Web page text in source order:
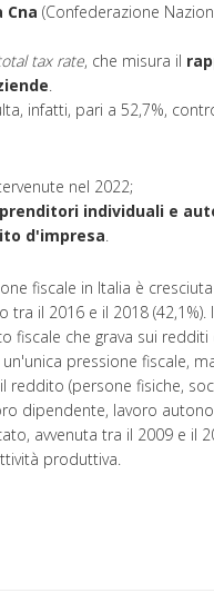
(Confederazione
tax rate, che misura il
.
infatti, pari a 52,7%,
nel 2022;
individuali e
d'impresa.
fiscale in Italia è
il 2016 e il 2018
che grava sui
pressione fiscale,
(persone fisiche,
dipendente, lavoro
avvenuta tra il 2009 e il
produttiva.